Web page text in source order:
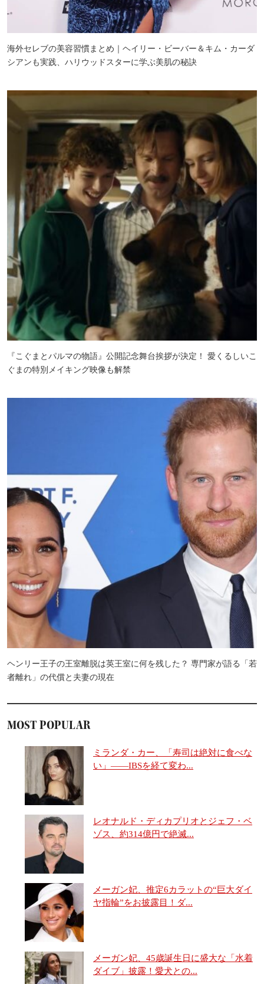
海外セレブの美容習慣まとめ｜ヘイリー・ビーバー＆キム・カーダ
シアンも実践、ハリウッドスターに学ぶ美肌の秘訣
『こぐまとパルマの物語』公開記念舞台挨拶が決定！ 愛くるしいこ
ぐまの特別メイキング映像も解禁
ヘンリー王子の王室離脱は英王室に何を残した？ 専門家が語る「若
者離れ」の代償と夫妻の現在
MOST POPULAR
ミランダ・カー、「寿司は絶対に食べな
い」――IBSを経て変わ...
レオナルド・ディカプリオとジェフ・ベ
ゾス、約314億円で絶滅...
メーガン妃、推定6カラットの“巨大ダイ
ヤ指輪”をお披露目！ダ...
メーガン妃、45歳誕生日に盛大な「水着
ダイブ」披露！愛犬との...